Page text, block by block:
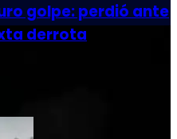
golpe: perdió ante
derrota